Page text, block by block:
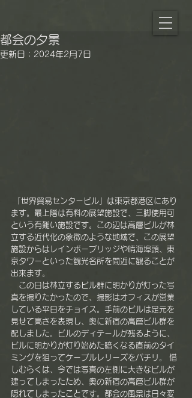
都会の夕景
更新日： 2024年2月7日
ます。最上階は有料の展望施設で、三脚使用可
という有難い施設です。この辺は高層ビルが林
立する近代化の象徴のような地域で、この展望
施設からはレインボーブリッジや晴海埠頭、東
京タワーといった観光名所を間近に観ることが
出来ます。
この日は林立するビル群に明かりが灯った写
真を撮りたかったので、撮影はオフィスが営業
している平日をチョイス。手前のビルは足元を
見せて高さを表現し、奥に新宿の高層ビル群を
配しました。ビルのディテールが残るように、
ビルに明かりが灯り始めた暗くなる直前のタイ
ミングを狙ってケーブルレリーズをパチリ。 惜
しむらくは、今では写真の左側に大きなビルが
建ってしまったため、奥の新宿の高層ビル群が
隠れてしまったことです。都会の風景は日々変